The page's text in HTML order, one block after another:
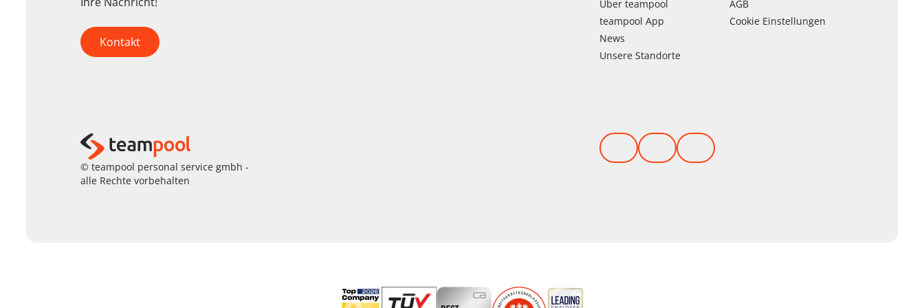
Kontakt
Über teampool
teampool App
News
Unsere Standorte
AGB
Cookie Einstellungen
© teampool personal service gmbh -
alle Rechte vorbehalten